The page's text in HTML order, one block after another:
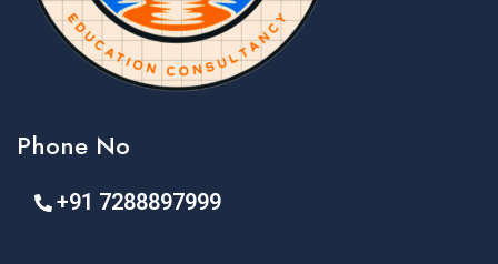
Phone No
+91 7288897999